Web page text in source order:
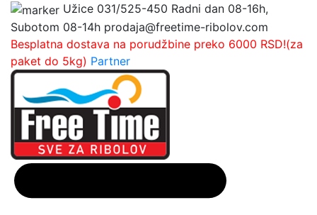
Užice 031/525-450 Radni dan 08-16h,
Subotom 08-14h prodaja@freetime-ribolov.com
Besplatna dostava na porudžbine preko 6000 RSD!(za
paket do 5kg) Partner